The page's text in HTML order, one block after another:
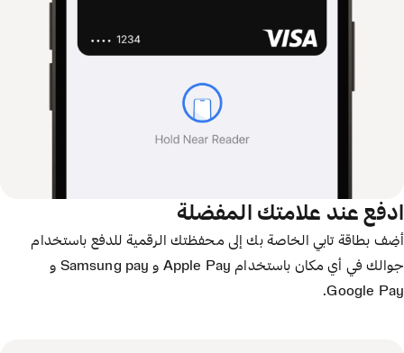
ادفع عند علامتك المفضلة
أضِف بطاقة تابي الخاصة بك إلى محفظتك الرقمية للدفع باستخدام
جوالك في أي مكان باستخدام Apple Pay و Samsung pay و
Google Pay.